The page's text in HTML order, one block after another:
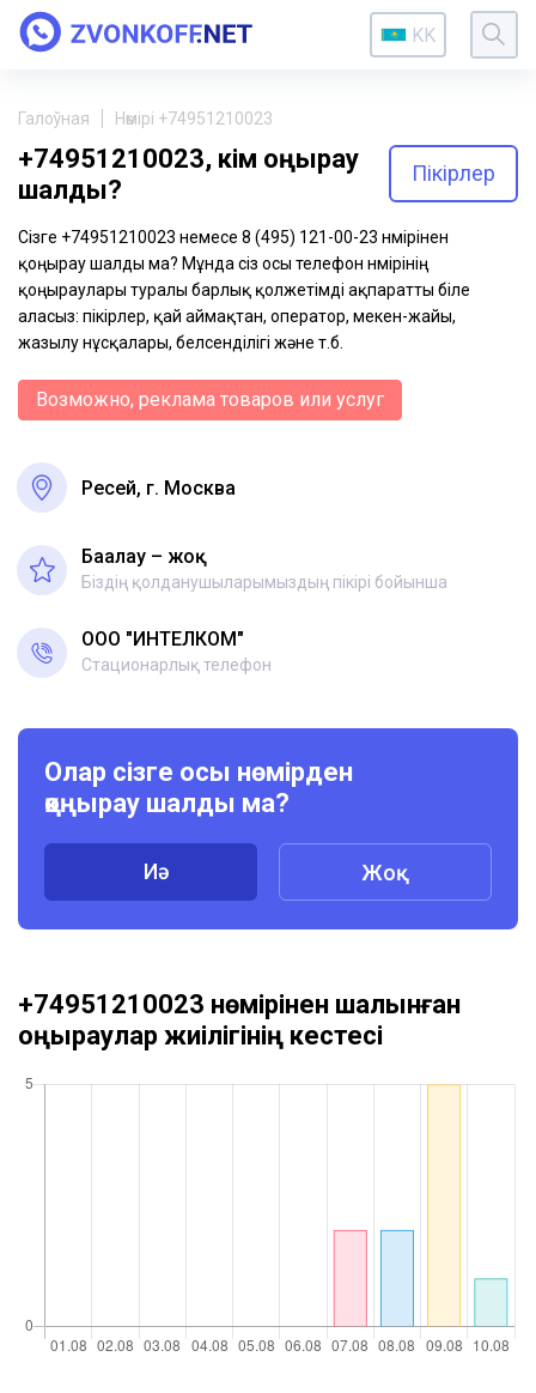
KK
Галоўная Нөмірі +74951210023
+74951210023, кім қоңырау
шалды?
Пікірлер
Сізге +74951210023 немесе 8 (495) 121-00-23 нөмірінен
қоңырау шалды ма? Мұнда сіз осы телефон нөмірінің
қоңыраулары туралы барлық қолжетімді ақпаратты біле
аласыз: пікірлер, қай аймақтан, оператор, мекен-жайы,
жазылу нұсқалары, белсенділігі және т.б.
Возможно, реклама товаров или услуг
Ресей, г. Москва
Бағалау – жоқ
Біздің қолданушыларымыздың пікірі бойынша
ООО "ИНТЕЛКОМ"
Стационарлық телефон
Олар сізге осы нөмірден
қоңырау шалды ма?
Иә Жоқ
+74951210023 нөмірінен шалынған
қоңыраулар жиілігінің кестесі